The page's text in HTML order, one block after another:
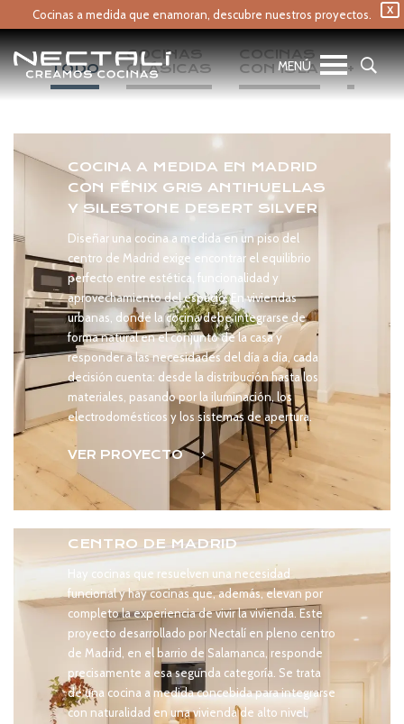
X
Cocinas a medida que enamoran, descubre nuestros proyectos.
TODO
COCINAS
CLÁSICAS
COCINAS
CON ISLA
+
COCINA A MEDIDA EN MADRID
CON FÉNIX GRIS ANTIHUELLAS
Y SILESTONE DESERT SILVER
Diseñar una cocina a medida en un piso del
centro de Madrid exige encontrar el equilibrio
perfecto entre estética, funcionalidad y
aprovechamiento del espacio. En viviendas
urbanas, donde la cocina debe integrarse de
forma natural en el conjunto de la casa y
responder a las necesidades del día a día, cada
decisión cuenta: desde la distribución hasta los
materiales, pasando por la iluminación, los
electrodomésticos y los sistemas de apertura.
VER PROYECTO
CENTRO DE MADRID
Hay cocinas que resuelven una necesidad
funcional y hay cocinas que, además, elevan por
completo la experiencia de vivir la vivienda. Este
proyecto desarrollado por Nectalí en pleno centro
de Madrid, en el barrio de Salamanca, responde
precisamente a esa segunda categoría. Se trata
de una cocina a medida concebida para integrarse
con naturalidad en una vivienda de alto nivel,